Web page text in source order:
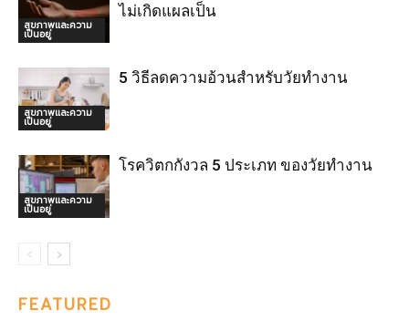
สุขภาพและความ
เป็นอยู่
ไม่เกิดแผลเป็น
สุขภาพและความ
เป็นอยู่
5 วิธีลดความอ้วนสำหรับวัยทำงาน
สุขภาพและความ
เป็นอยู่
โรควิตกกังวล 5 ประเภท ของวัยทำงาน
FEATURED